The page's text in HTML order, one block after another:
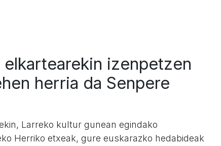
elkartearekin izenpetzen
herria da Senpere
Larreko kultur gunean egindako
Herriko etxeak, gure euskarazko hedabideak